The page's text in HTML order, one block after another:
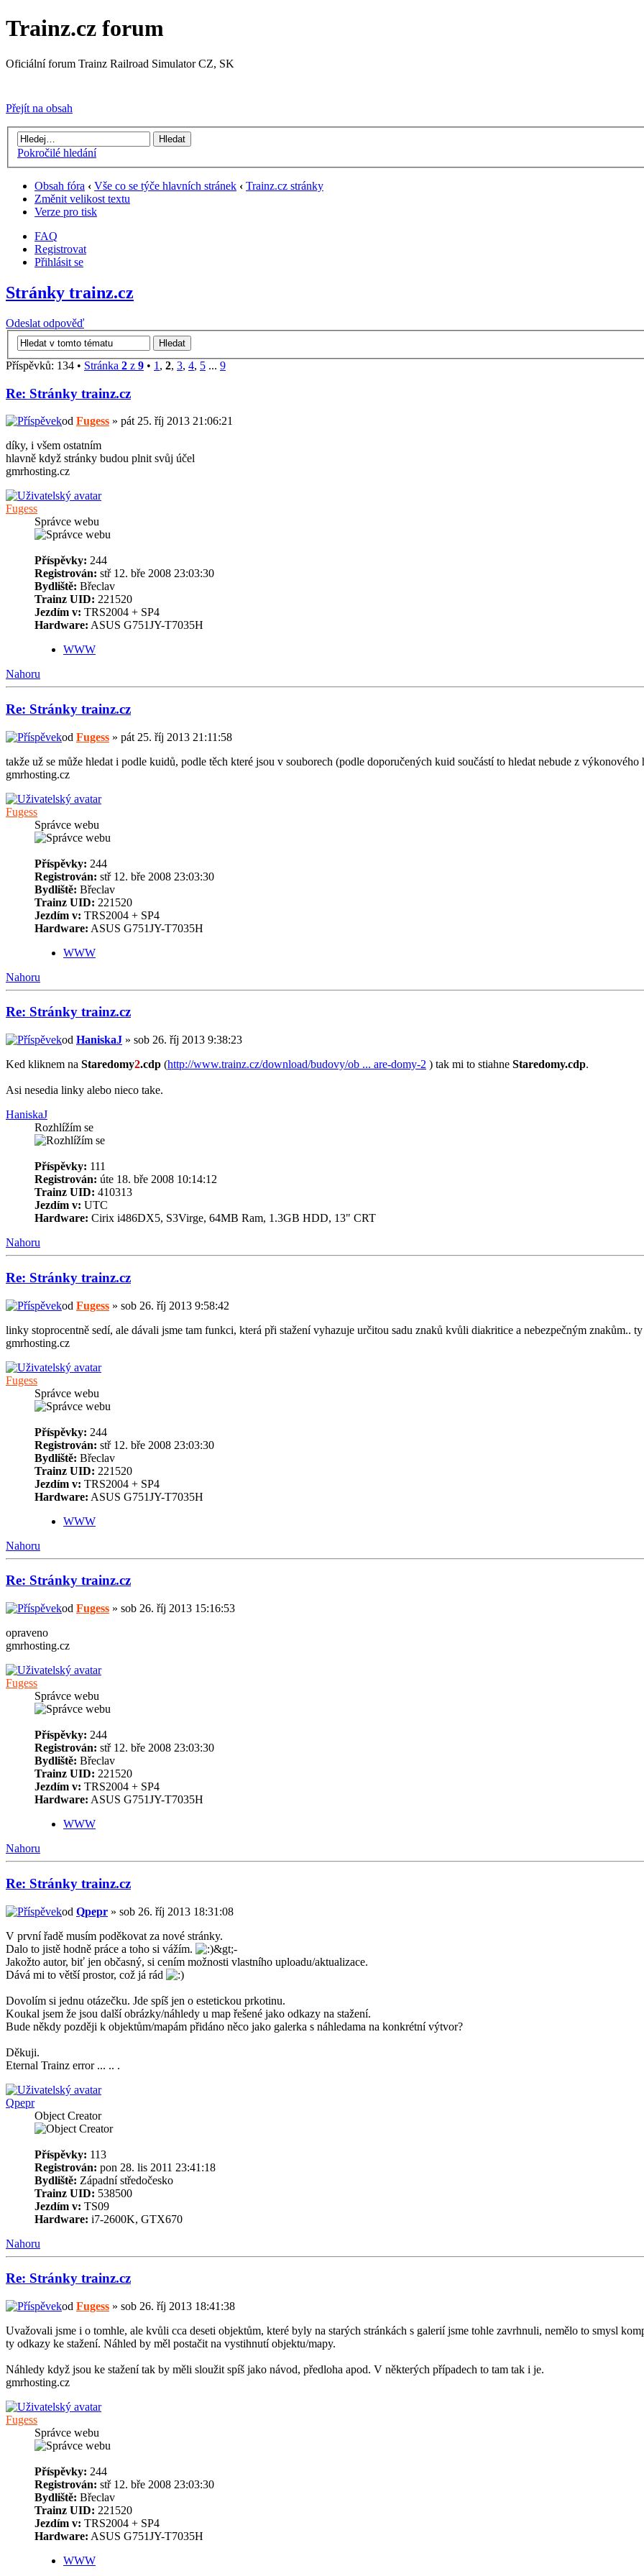
Trainz.cz forum
Oficiální forum Trainz Railroad Simulator CZ, SK
Přejít na obsah
Pokročilé hledání
Obsah fóra ‹ Vše co se týče hlavních stránek ‹ Trainz.cz stránky
Změnit velikost textu
Verze pro tisk
FAQ
Registrovat
Přihlásit se
Stránky trainz.cz
Odeslat odpověď
Příspěvků: 134 • Stránka 2 z 9 • 1 , 2, 3, 4, 5 ... 9
Re: Stránky trainz.cz
od Fugess » pát 25. říj 2013 21:06:21
díky, i všem ostatním
hlavně když stránky budou plnit svůj účel
gmrhosting.cz
Fugess
Správce webu
Příspěvky: 244
Registrován: stř 12. bře 2008 23:03:30
Bydliště: Břeclav
Trainz UID: 221520
Jezdím v: TRS2004 + SP4
Hardware: ASUS G751JY-T7035H
WWW
Nahoru
Re: Stránky trainz.cz
od Fugess » pát 25. říj 2013 21:11:58
takže už se může hledat i podle kuidů, podle těch které jsou v souborech (podle doporučených kuid součástí to hledat nebude z výkonového
gmrhosting.cz
Fugess
Správce webu
Příspěvky: 244
Registrován: stř 12. bře 2008 23:03:30
Bydliště: Břeclav
Trainz UID: 221520
Jezdím v: TRS2004 + SP4
Hardware: ASUS G751JY-T7035H
WWW
Nahoru
Re: Stránky trainz.cz
od HaniskaJ » sob 26. říj 2013 9:38:23
Ked kliknem na Staredomy2.cdp (http://www.trainz.cz/download/budovy/ob ... are-domy-2 ) tak mi to stiahne Staredomy.cdp.
Asi nesedia linky alebo nieco take.
HaniskaJ
Rozhlížím se
Příspěvky: 111
Registrován: úte 18. bře 2008 10:14:12
Trainz UID: 410313
Jezdím v: UTC
Hardware: Cirix i486DX5, S3Virge, 64MB Ram, 1.3GB HDD, 13" CRT
Nahoru
Re: Stránky trainz.cz
od Fugess » sob 26. říj 2013 9:58:42
linky stoprocentně sedí, ale dávali jsme tam funkci, která při stažení vyhazuje určitou sadu znaků kvůli diakritice a nebezpečným znakům..
gmrhosting.cz
Fugess
Správce webu
Příspěvky: 244
Registrován: stř 12. bře 2008 23:03:30
Bydliště: Břeclav
Trainz UID: 221520
Jezdím v: TRS2004 + SP4
Hardware: ASUS G751JY-T7035H
WWW
Nahoru
Re: Stránky trainz.cz
od Fugess » sob 26. říj 2013 15:16:53
opraveno
gmrhosting.cz
Fugess
Správce webu
Příspěvky: 244
Registrován: stř 12. bře 2008 23:03:30
Bydliště: Břeclav
Trainz UID: 221520
Jezdím v: TRS2004 + SP4
Hardware: ASUS G751JY-T7035H
WWW
Nahoru
Re: Stránky trainz.cz
od Qpepr » sob 26. říj 2013 18:31:08
V první řadě musím poděkovat za nové stránky.
Dalo to jistě hodně práce a toho si vážím.
Jakožto autor, biť jen občasný, si cením možnosti vlastního uploadu/aktualizace.
Dává mi to větší prostor, což já rád
Dovolím si jednu otázečku. Jde spíš jen o estetickou prkotinu.
Koukal jsem že jsou další obrázky/náhledy u map řešené jako odkazy na stažení.
Bude někdy později k objektům/mapám přidáno něco jako galerka s náhledama na konkrétní výtvor?
Děkuji.
Eternal Trainz error ... .. .
Qpepr
Object Creator
Příspěvky: 113
Registrován: pon 28. lis 2011 23:41:18
Bydliště: Západní středočesko
Trainz UID: 538500
Jezdím v: TS09
Hardware: i7-2600K, GTX670
Nahoru
Re: Stránky trainz.cz
od Fugess » sob 26. říj 2013 18:41:38
Uvažovali jsme i o tomhle, ale kvůli cca deseti objektům, které byly na starých stránkách s galerií jsme tohle zavrhnuli, nemělo to smysl
ty odkazy ke stažení. Náhled by měl postačit na vystihnutí objektu/mapy.
Náhledy když jsou ke stažení tak by měli sloužit spíš jako návod, předloha apod. V některých případech to tam tak i je.
gmrhosting.cz
Fugess
Správce webu
Příspěvky: 244
Registrován: stř 12. bře 2008 23:03:30
Bydliště: Břeclav
Trainz UID: 221520
Jezdím v: TRS2004 + SP4
Hardware: ASUS G751JY-T7035H
WWW